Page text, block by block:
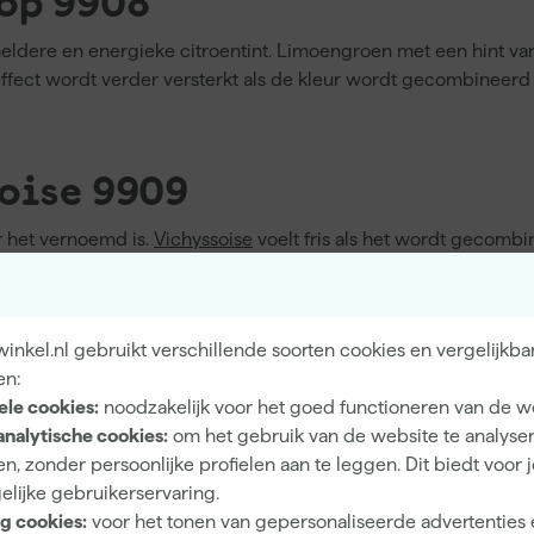
gebruikt verschillende soorten cookies en
cookies: noodzakelijk voor het goed functioneren van de
cookies: om het gebruik van de website te
zonder persoonlijke profielen aan te leggen. Dit biedt voor
gebruikerservaring.
cookies: voor het tonen van gepersonaliseerde advertenties
en energieke citroentint. Limoengroen met een hint
wordt verder versterkt als de kleur wordt
9909
het vernoemd is. Vichyssoise voelt fris als het wordt
kamers wordt de kleur intensiever, terwijl het in grotere
kan een kalm en ingetogen pastel palet gevormd worden.
9911
Engelse toetje. Deze roze kleur, die je doet
Breath en London Clay kan een chique maar ondeugend